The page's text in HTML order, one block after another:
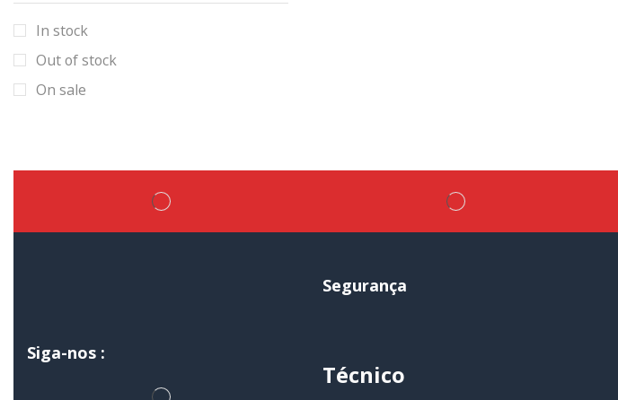
In stock
Out of stock
On sale
Siga-nos :
Segurança
Técnico